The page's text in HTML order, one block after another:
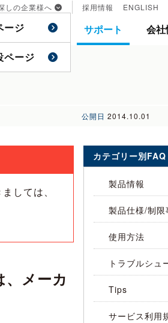
例 特集 サポート 会社
しの企業様へ
ージ
ページ
採用情報 ENGLISH
公開日 2014.10.01
例 特集 サポート 会社
しの企業様へ
ージ
ページ
採用情報 ENGLISH
しては、
メーカ
カテゴリー別FAQ
製品情報
製品仕様/制限
使用方法
トラブルシュ
Tips
サービス利用